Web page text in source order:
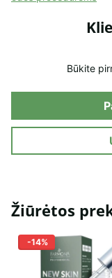
Būkite
Žiūrėtos
-14%